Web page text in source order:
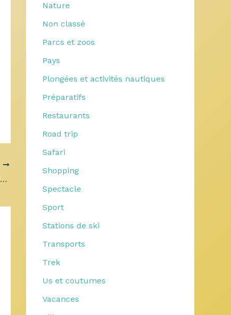
Traiteur événementiel : comment choisir le meilleur pour votre mariage ?
Nature
Non classé
Parcs et zoos
Pays
Plongées et activités nautiques
Préparatifs
Restaurants
Road trip
Safari
Shopping
Spectacle
Sport
Stations de ski
Transports
Trek
Us et coutumes
Vacances